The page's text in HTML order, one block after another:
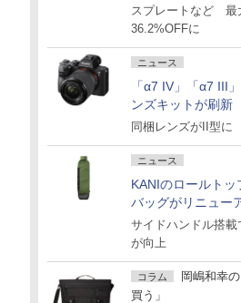
スプレートなど 最
36.2%OFFに
ニュース
「α7 IV」「α7 III
ンズキットが刷新
同梱レンズがII型に
ニュース
KANIのロールトッ
バッグがリニュー
サイドハンドル搭載
が向上
コラム
岡嶋和幸
買う」